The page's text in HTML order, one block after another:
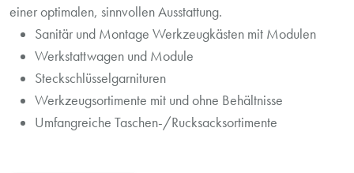
einer optimalen, sinnvollen Ausstattung.
Sanitär und Montage Werkzeugkästen mit Modulen
Werkstattwagen und Module
Steckschlüsselgarnituren
Werkzeugsortimente mit und ohne Behältnisse
Umfangreiche Taschen-/Rucksacksortimente